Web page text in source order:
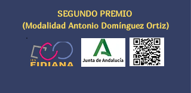
SEGUNDO PREMIO
(Modalidad Antonio Domínguez Ortiz)